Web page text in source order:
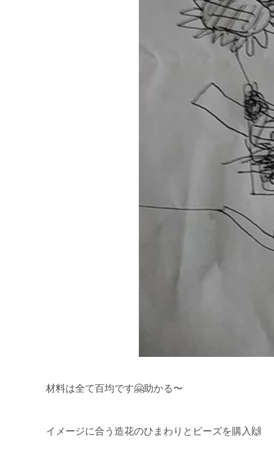
材料は全て百均です🤗助かる〜
イメージに合う造花のひまわりとビーズを購入🙌